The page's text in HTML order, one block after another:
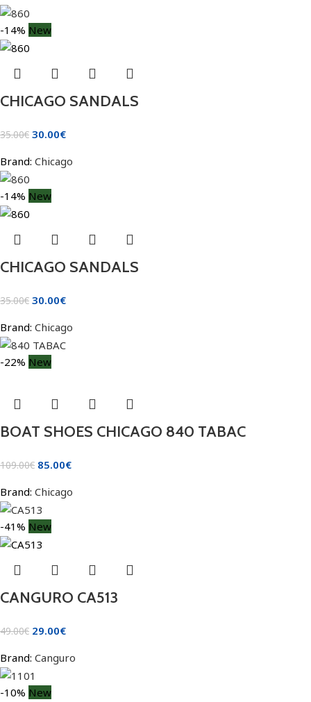
-14% New
CHICAGO SANDALS
35.00€ 30.00€
Brand: Chicago
-14% New
CHICAGO SANDALS
35.00€ 30.00€
Brand: Chicago
-22% New
BOAT SHOES CHICAGO 840 TABAC
109.00€ 85.00€
Brand: Chicago
-41% New
CANGURO CA513
49.00€ 29.00€
Brand: Canguro
-10% New